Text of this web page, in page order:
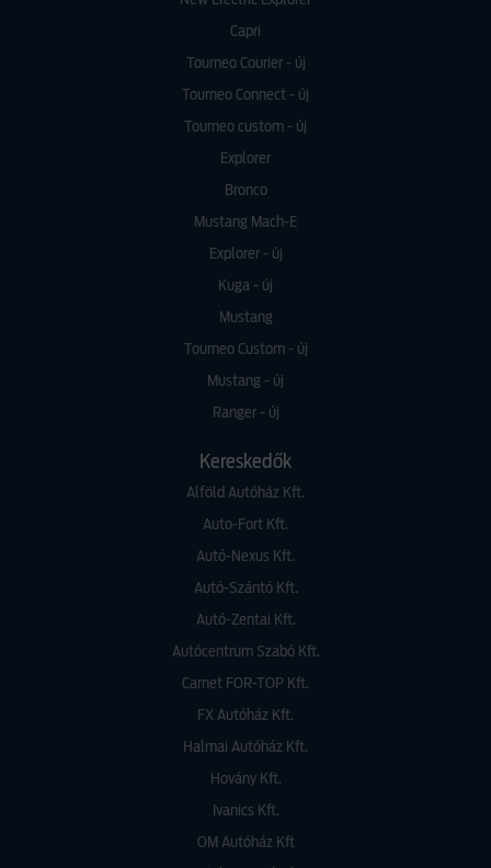
Capri
Tourneo Courier - új
Tourneo Connect - új
Tourneo custom - új
Explorer
Bronco
Mustang Mach-E
Explorer - új
Kuga - új
Mustang
Tourneo Custom - új
Mustang - új
Ranger - új
Kereskedők
Alföld Autóház Kft.
Auto-Fort Kft.
Autó-Nexus Kft.
Autó-Szántó Kft.
Autó-Zentai Kft.
Autócentrum Szabó Kft.
Carnet FOR-TOP Kft.
FX Autóház Kft.
Halmai Autóház Kft.
Hovány Kft.
Ivanics Kft.
OM Autóház Kft